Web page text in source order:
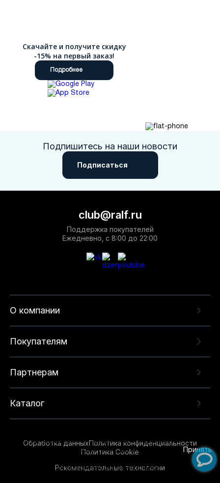
Скачайте и получите скидку
-15% на первый заказ!
Подробнее
Подпишитесь на наши новости
Подписаться
О компании
Покупателям
Партнерам
Каталог
club@ralf.ru
Поддержка покупателей
Ежедневно, с 8:00 до 22:00
Обработка данныхПолитика конфиденциальности
Политика Cookie
Рекомендательные технологии
опыта на нашем сайте. Продолжая использовать
данный сайт, вы соглашаетесь с использованием
технологий. Для получения дополнительной
Принять